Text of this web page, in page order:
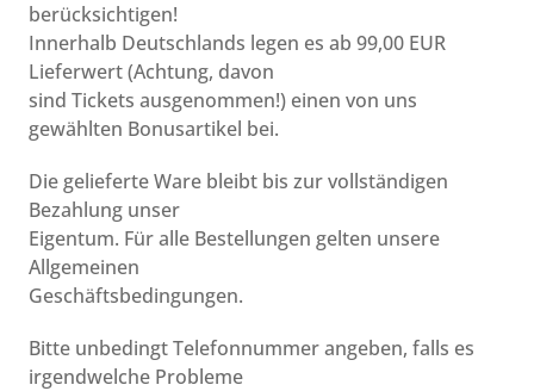
berücksichtigen!
Innerhalb Deutschlands legen es ab 99,00 EUR
Lieferwert (Achtung, davon
sind Tickets ausgenommen!) einen von uns
gewählten Bonusartikel bei.
Die gelieferte Ware bleibt bis zur vollständigen
Bezahlung unser
Eigentum. Für alle Bestellungen gelten unsere
Allgemeinen
Geschäftsbedingungen.
Bitte unbedingt Telefonnummer angeben, falls es
irgendwelche Probleme